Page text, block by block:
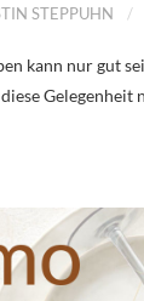
STEPPUHN
kann nur gut
Gelegenheit